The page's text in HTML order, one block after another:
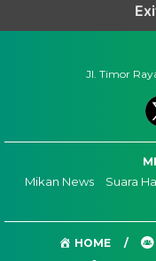
Jl. Timor
Mikan News
Suara
HOME